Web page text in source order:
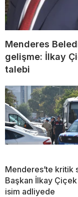
Menderes
gelişme: İlkay
talebi
Menderes’te kritik
Başkan İlkay Çiçek
isim adliyede